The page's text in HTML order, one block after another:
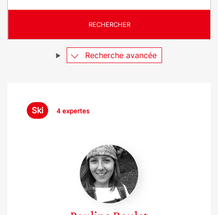
ê
e
RECHERCHER
Recherche avancée
Ski 4 expertes
Pauline
Boulet